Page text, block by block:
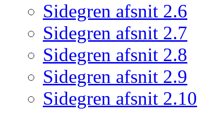
Sidegren afsnit 2.6
Sidegren afsnit 2.7
Sidegren afsnit 2.8
Sidegren afsnit 2.9
Sidegren afsnit 2.10